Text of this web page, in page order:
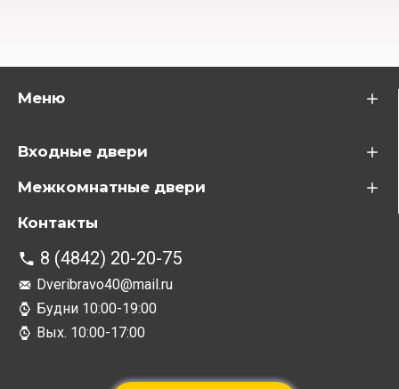
Меню
Входные двери
Межкомнатные двери
Контакты
8 (4842) 20-20-75
Dveribravo40@mail.ru
Будни 10:00-19:00
Вых. 10:00-17:00